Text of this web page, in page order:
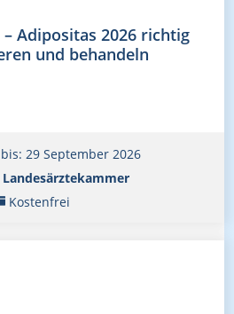
Adipositas 2026 richtig
und behandeln
29 September 2026
Landesärztekammer
Kostenfrei